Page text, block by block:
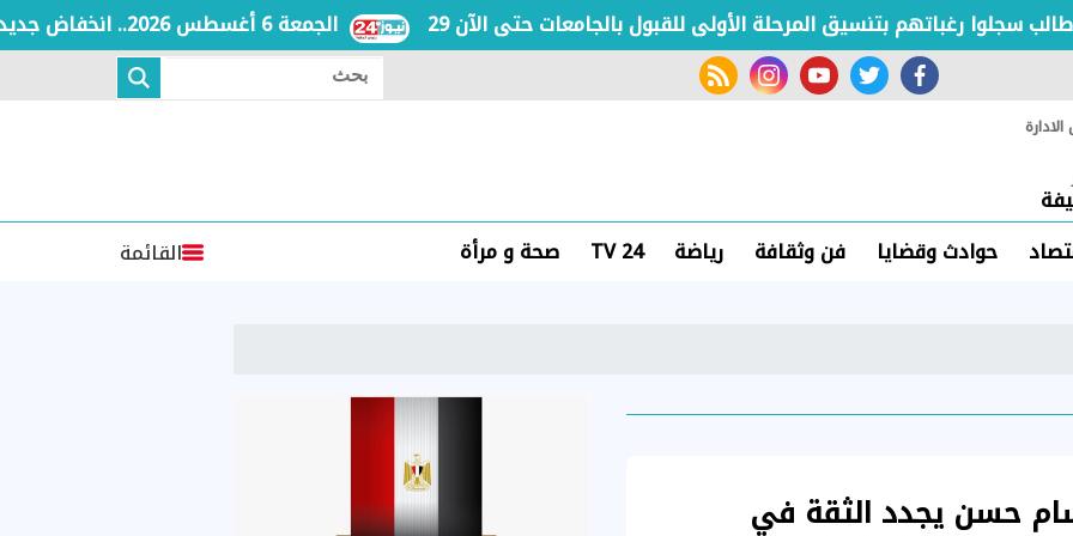
الجمعة 6 أغسطس 2026.. انخفاض جديد في أسعار السكر الحر بالمنافذ الحكومية: 25 جنيهًا للكيلو ابتداءً من الغد سجلوا رغباتهم بتنسيق المرحلة الأولى للقبول بالجامعات حتى الآن
facebook
twitter
youtube
instagram
rss feed
بحث
حوادث وقضايا فن وثقافة رياضة TV 24 صحة و مرأة القائمة
2026: حسام حسن يجدد الثقة في